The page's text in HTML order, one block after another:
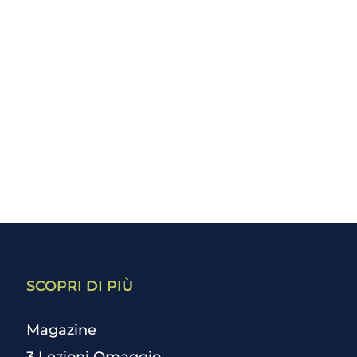
SCOPRI DI PIÙ
Magazine